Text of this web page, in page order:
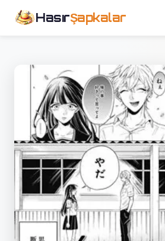
HasırŞapkalar